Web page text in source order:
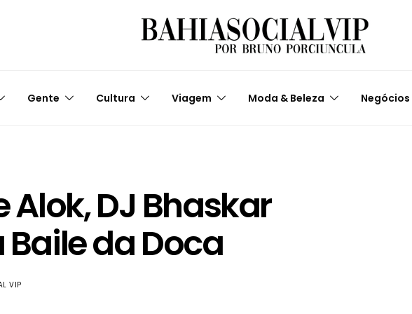
Gente Cultura Viagem Moda & Beleza Negócios
Alok, DJ Bhaskar
da Doca
VIP